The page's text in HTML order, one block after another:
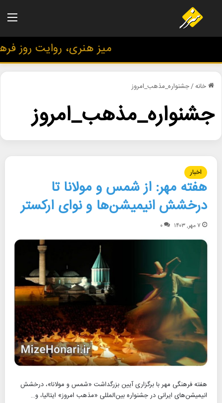
میز هنری، روایت روز
خانه/جشنواره_مذهب_امروز
جشنواره_مذهب_امروز
اخبار
هفته مهر: از شمس و مولانا تا
درخشش انیمیشن‌ها و نوای ارکستر
۷ مهر, ۱۴۰۳ ۰
هفته فرهنگی مهر با برگزاری آیین بزرگداشت «شمس و مولانا»، درخشش
انیمیشن‌های ایرانی در جشنواره بین‌المللی «مذهب امروز» ایتالیا، و…